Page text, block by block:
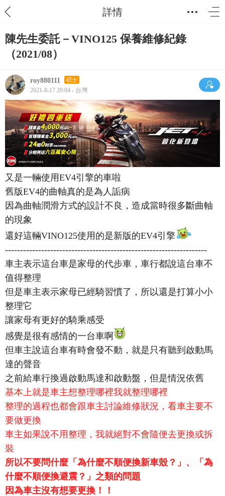
詳情
陳先生委託－VINO125 保養維修紀錄
（2021/08）
roy880111 碩士
2021-8-17 20:04 - 台灣
又是一輛使用EV4引擎的車啦
舊版EV4的曲軸真的是為人詬病
因為曲軸潤滑方式的設計不良，造成當時很多斷曲軸
的現象
還好這輛VINO125使用的是新版的EV4引擎
-------------------------------------------------------------------
車主表示這台車是家母的代步車，車行都說這台車不
值得整理
但是車主表示家母已經騎習慣了，所以還是打算小小
整理它
讓家母有更好的騎乘感受
感覺是很有感情的一台車啊
但車主說這台車有時會發不動，就是只有聽到啟動馬
達的聲音
之前給車行換過啟動馬達和啟動盤，但是情況依舊
基本上就是車主想整理哪裡我就整理哪裡
整理的過程也都會跟車主討論維修狀況，看車主要不
要做更換
車主如果說不用整理，我就絕對不會隨便去更換或拆
裝
所以不要問什麼「為什麼不順便換新車殼？」、
「為
什麼不順便換避震？」之類的問題
因為車主沒有想要更換！！